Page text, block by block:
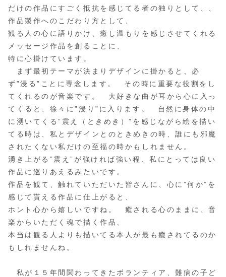
だけの作品にすごく抵抗を感じてる者の独りとして、、
作品製作へのこだわり方として、
観る人の心に語りかけ、癒し温もりを感じさせてくれる
メッセージ作品を創ることに、
特に心掛けています。
まず最初テーマが決まりデザインに掛かると、必
ず”浸る”ことに専念します。 その時に重要な役割をし
てくれるのが音楽です。 大好きな曲が耳から心に入っ
てくると、徐々に”浸り”に入ります。 自然に身体の中
に湧いてくる”震え（ときめき）”を感じながら絵を描い
てる時は、私とデザインとのときめきの時、誰にも邪魔
されたくない私だけの至福の時かもしれません。
湧き上がる”震え”が強ければ強い程、私にとっては良い
作品に巡りあえるみたいです。
作品を観て、触れていただいた皆さんに、心に”何か”を
感じて貰える作品に仕上がると、
ホント心から嬉しいですね。 癒される心のままに、音
楽からいただく魂で描く作品、
本当は観る人よりも描いてる本人が最も癒されてるのか
もしれませんね。
私が１５年間関わってきたボランティア、難病の子ど